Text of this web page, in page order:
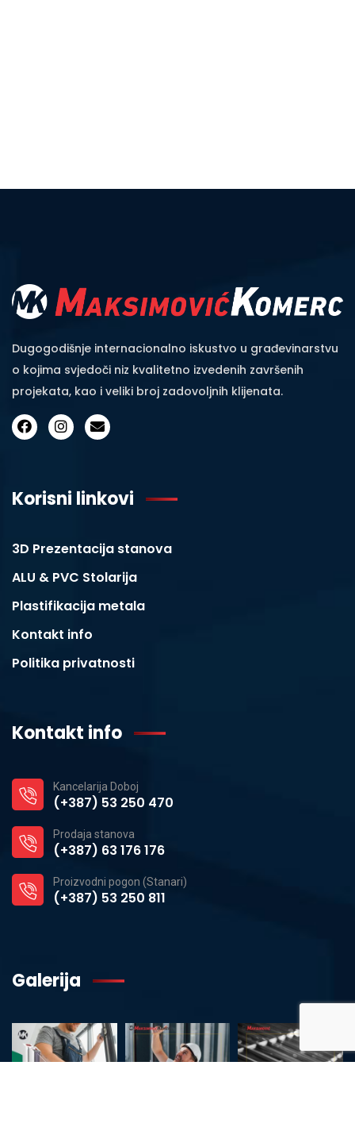
Dugogodišnje internacionalno iskustvo u građevinarstvu
o kojima svjedoči niz kvalitetno izvedenih završenih
projekata, kao i veliki broj zadovoljnih klijenata.
Korisni linkovi
3D Prezentacija stanova
ALU & PVC Stolarija
Plastifikacija metala
Kontakt info
Politika privatnosti
Kontakt info
Kancelarija Doboj
(+387) 53 250 470
Prodaja stanova
(+387) 63 176 176
Proizvodni pogon (Stanari)
(+387) 53 250 811
Galerija